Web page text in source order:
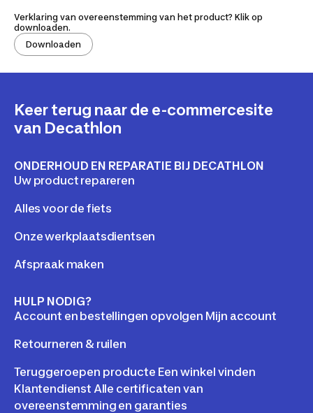
Verklaring van overeenstemming van het product? Klik op
downloaden.
Downloaden
Keer terug naar de e-commercesite
van Decathlon
ONDERHOUD EN REPARATIE BIJ DECATHLON
Uw product repareren
Alles voor de fiets
Onze werkplaatsdientsen
Afspraak maken
HULP NODIG?
Account en bestellingen opvolgen Mijn account
Retourneren & ruilen
Teruggeroepen producte Een winkel vinden
Klantendienst Alle certificaten van
overeenstemming en garanties